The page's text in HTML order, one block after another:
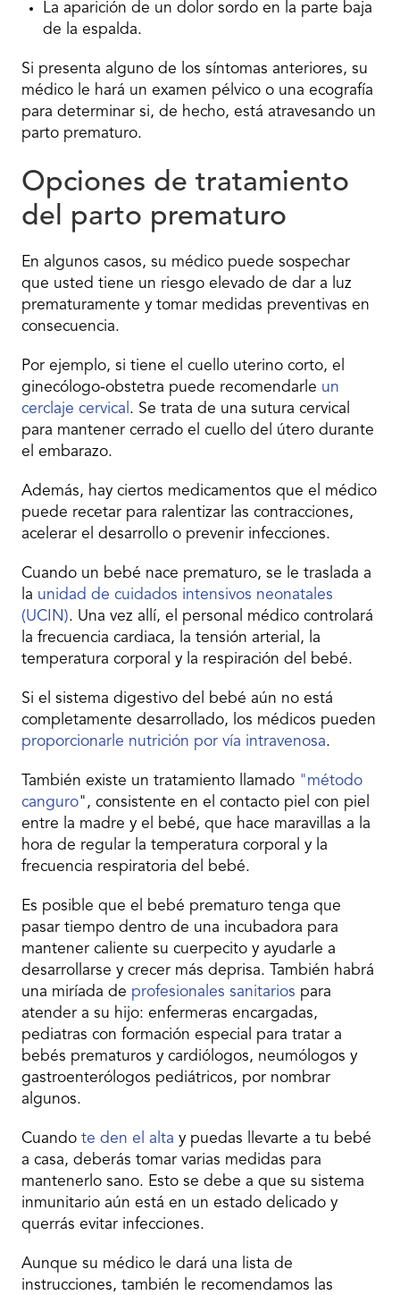
La aparición de un dolor sordo en la parte baja
de la espalda.
Si presenta alguno de los síntomas anteriores, su
médico le hará un examen pélvico o una ecografía
para determinar si, de hecho, está atravesando un
parto prematuro.
Opciones de tratamiento
del parto prematuro
En algunos casos, su médico puede sospechar
que usted tiene un riesgo elevado de dar a luz
prematuramente y tomar medidas preventivas en
consecuencia.
Por ejemplo, si tiene el cuello uterino corto, el
ginecólogo-obstetra puede recomendarle un
cerclaje cervical . Se trata de una sutura cervical
para mantener cerrado el cuello del útero durante
el embarazo.
Además, hay ciertos medicamentos que el médico
puede recetar para ralentizar las contracciones,
acelerar el desarrollo o prevenir infecciones.
Cuando un bebé nace prematuro, se le traslada a
la unidad de cuidados intensivos neonatales
(UCIN). Una vez allí, el personal médico controlará
la frecuencia cardiaca, la tensión arterial, la
temperatura corporal y la respiración del bebé.
Si el sistema digestivo del bebé aún no está
completamente desarrollado, los médicos pueden
proporcionarle nutrición por vía intravenosa.
También existe un tratamiento llamado "método
canguro", consistente en el contacto piel con piel
entre la madre y el bebé, que hace maravillas a la
hora de regular la temperatura corporal y la
frecuencia respiratoria del bebé.
Es posible que el bebé prematuro tenga que
pasar tiempo dentro de una incubadora para
mantener caliente su cuerpecito y ayudarle a
desarrollarse y crecer más deprisa. También habrá
una miríada de profesionales sanitarios para
atender a su hijo: enfermeras encargadas,
pediatras con formación especial para tratar a
bebés prematuros y cardiólogos, neumólogos y
gastroenterólogos pediátricos, por nombrar
algunos.
Cuando te den el alta y puedas llevarte a tu bebé
a casa, deberás tomar varias medidas para
mantenerlo sano. Esto se debe a que su sistema
inmunitario aún está en un estado delicado y
querrás evitar infecciones.
Aunque su médico le dará una lista de
instrucciones, también le recomendamos las